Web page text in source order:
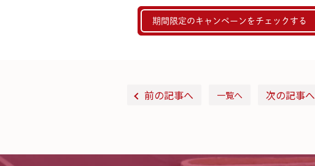
期間限定のキャンペーンをチェックする
前の記事へ 一覧へ 次の記事へ